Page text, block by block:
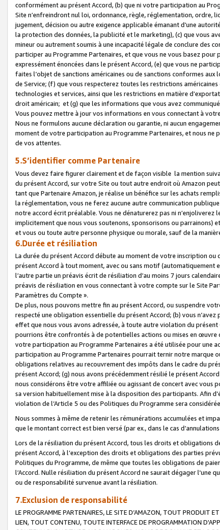
conformément au présent Accord, (b) que ni votre participation au
Site n’enfreindront nul loi, ordonnance, règle, réglementation, ordre,
jugement, décision ou autre exigence applicable émanant d’une
la protection des données, la publicité et le marketing), (c) que vous
mineur ou autrement soumis à une incapacité légale de conclure des
participer au Programme Partenaires, et que vous ne vous basez
expressément énoncées dans le présent Accord, (e) que vous ne
faites l’objet de sanctions américaines ou de sanctions conformes
de Service; (f) que vous respecterez toutes les restrictions
technologies et services, ainsi que les restrictions en matière
droit américain; et (g) que les informations que vous avez
Vous pouvez mettre à jour vos informations en vous connectant à
Nous ne formulons aucune déclaration ou garantie, ni aucun
moment de votre participation au Programme Partenaires, et nous
de vos attentes.
5.S’identifier comme Partenaire
Vous devez faire figurer clairement et de façon visible la mention
du présent Accord, sur votre Site ou tout autre endroit où Amazon
tant que Partenaire Amazon, je réalise un bénéfice sur les achats
la réglementation, vous ne ferez aucune autre communication
notre accord écrit préalable. Vous ne dénaturerez pas ni
implicitement que nous vous soutenons, sponsorisons ou parrainons)
et vous ou toute autre personne physique ou morale, sauf de la
6.Durée et résiliation
La durée du présent Accord débute au moment de votre inscription
présent Accord à tout moment, avec ou sans motif (automatiquement
l’autre partie un préavis écrit de résiliation d’au moins 7 jours
préavis de résiliation en vous connectant à votre compte sur le Site
Paramètres du Compte ».
De plus, nous pouvons mettre fin au présent Accord, ou suspendre
respecté une obligation essentielle du présent Accord; (b) vous
effet que nous vous avons adressée, à toute autre violation du
pourrions être confrontés à de potentielles actions ou mises en
votre participation au Programme Partenaires a été utilisée pour une
participation au Programme Partenaires pourrait ternir notre marque
obligations relatives au recouvrement des impôts dans le cadre du
présent Accord; (g) nous avons précédemment résilié le présent
nous considérons être votre affiliée ou agissant de concert avec vous
sa version habituellement mise à la disposition des participants. Afin
violation de l’Article 5 ou des Politiques du Programme sera
Nous sommes à même de retenir les rémunérations accumulées et
que le montant correct est bien versé (par ex., dans le cas
Lors de la résiliation du présent Accord, tous les droits et obligations
présent Accord, à l’exception des droits et obligations des parties
Politiques du Programme, de même que toutes les obligations de
l’Accord. Nulle résiliation du présent Accord ne saurait dégager l'une
ou de responsabilité survenue avant la résiliation.
7.Exclusion de responsabilité
LE PROGRAMME PARTENAIRES, LE SITE D’AMAZON, TOUT PRODUIT
LIEN, TOUT CONTENU, TOUTE INTERFACE DE PROGRAMMATION